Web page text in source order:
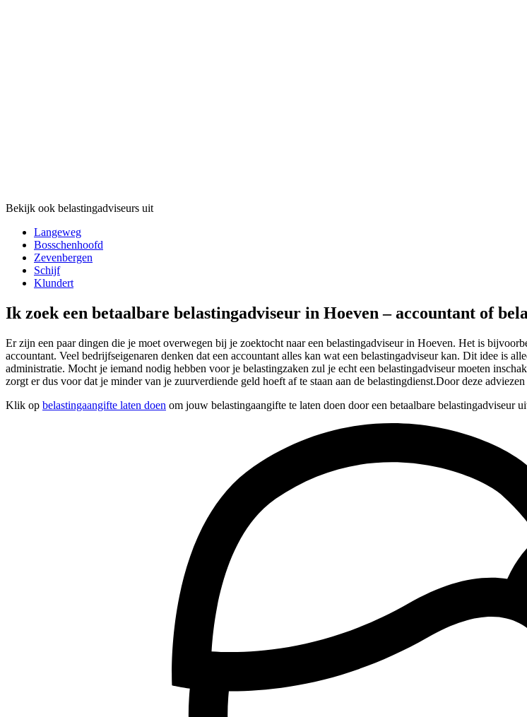
Bekijk ook belastingadviseurs uit
Langeweg
Bosschenhoofd
Zevenbergen
Schijf
Klundert
Ik zoek een betaalbare belastingadviseur in Hoeven – accountant of
Er zijn een paar dingen die je moet overwegen bij je zoektocht naar een belastingadviseur in Hoeven. Het is
accountant. Veel bedrijfseigenaren denken dat een accountant alles kan wat een belastingadviseur kan. Dit idee is
administratie. Mocht je iemand nodig hebben voor je belastingzaken zul je echt een belastingadviseur moeten
zorgt er dus voor dat je minder van je zuurverdiende geld hoeft af te staan aan de belastingdienst.Door deze
Klik op belastingaangifte laten doen om jouw belastingaangifte te laten doen door een betaalbare belastingadviseur